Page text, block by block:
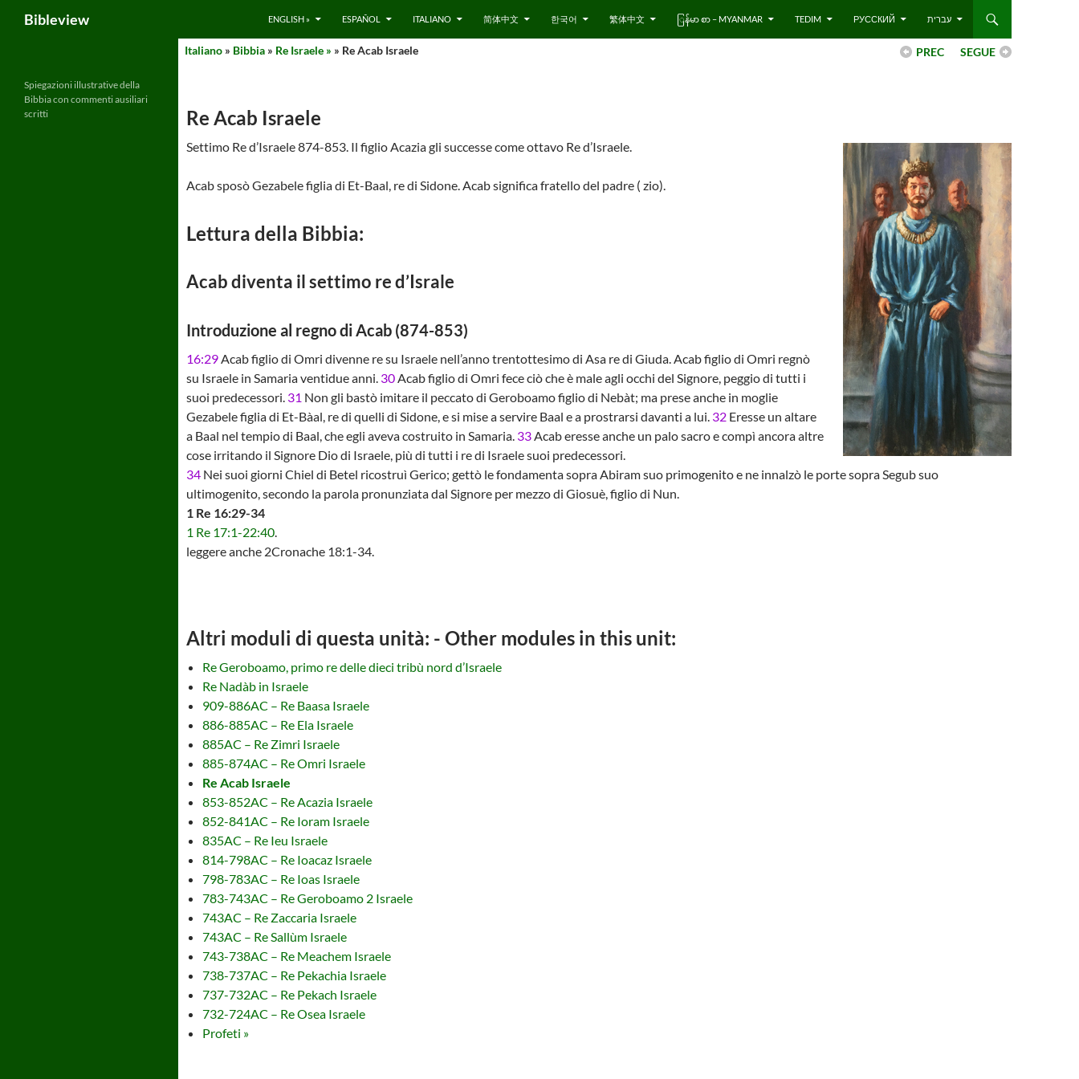
content
Bibleview ENGLISH » ESPAÑOL ITALIANO 简体中文 한국어 繁体中文 ြန်မာ စာ – MYANMAR TEDIM РУССКИЙ עברית
SEGUE
PREC
Italiano » Bibbia » Re Israele » » Re Acab Israele
Re Acab Israele
Settimo Re d’Israele 874-853. Il figlio Acazia gli successe come ottavo Re d’Israele.
Acab sposò Gezabele figlia di Et-Baal, re di Sidone. Acab significa fratello del padre ( zio).
Lettura della Bibbia:
Acab diventa il settimo re d’Israle
Introduzione al regno di Acab (874-853)
16:29Acab figlio di Omri divenne re su Israele nell’anno trentottesimo di Asa re di Giuda. Acab figlio di Omri regnò
su Israele in Samaria ventidue anni. 30Acab figlio di Omri fece ciò che è male agli occhi del Signore, peggio di tutti i
suoi predecessori. 31 Non gli bastò imitare il peccato di Geroboamo figlio di Nebàt; ma prese anche in moglie
Gezabele figlia di Et-Bàal, re di quelli di Sidone, e si mise a servire Baal e a prostrarsi davanti a lui. 32 Eresse un altare
a Baal nel tempio di Baal, che egli aveva costruito in Samaria. 33Acab eresse anche un palo sacro e compì ancora altre
cose irritando il Signore Dio di Israele, più di tutti i re di Israele suoi predecessori.
34 Nei suoi giorni Chiel di Betel ricostruì Gerico; gettò le fondamenta sopra Abiram suo primogenito e ne innalzò le porte sopra Segub suo
ultimogenito, secondo la parola pronunziata dal Signore per mezzo di Giosuè, figlio di Nun.
1 Re 16:29-34
1 Re 17:1-22:40.
leggere anche 2Cronache 18:1-34.
Altri moduli di questa unità: - Other modules in this unit:
Re Geroboamo, primo re delle dieci tribù nord d’Israele
Re Nadàb in Israele
909-886AC – Re Baasa Israele
886-885AC – Re Ela Israele
885AC – Re Zimri Israele
885-874AC – Re Omri Israele
Re Acab Israele
853-852AC – Re Acazia Israele
852-841AC – Re Ioram Israele
835AC – Re Ieu Israele
814-798AC – Re Ioacaz Israele
798-783AC – Re Ioas Israele
783-743AC – Re Geroboamo 2 Israele
743AC – Re Zaccaria Israele
743AC – Re Sallùm Israele
743-738AC – Re Meachem Israele
738-737AC – Re Pekachia Israele
737-732AC – Re Pekach Israele
732-724AC – Re Osea Israele
Profeti »
Spiegazioni illustrative della
Bibbia con commenti ausiliari
scritti